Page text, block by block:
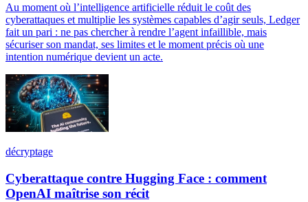
Au moment où l’intelligence artificielle réduit le coût des
cyberattaques et multiplie les systèmes capables d’agir seuls, Ledger
fait un pari : ne pas chercher à rendre l’agent infaillible, mais
sécuriser son mandat, ses limites et le moment précis où une
intention numérique devient un acte.
décryptage
Cyberattaque contre Hugging Face : comment
OpenAI maîtrise son récit